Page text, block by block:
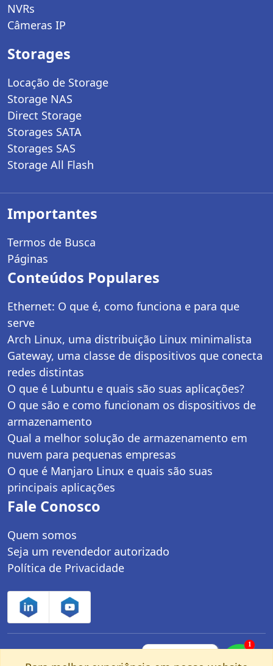
NVRs
Câmeras IP
Storages
Locação de Storage
Storage NAS
Direct Storage
Storages SATA
Storages SAS
Storage All Flash
Importantes
Termos de Busca
Páginas
Conteúdos Populares
Ethernet: O que é, como funciona e para que
serve
Arch Linux, uma distribuição Linux minimalista
Gateway, uma classe de dispositivos que conecta
redes distintas
O que é Lubuntu e quais são suas aplicações?
O que são e como funcionam os dispositivos de
armazenamento
Qual a melhor solução de armazenamento em
nuvem para pequenas empresas
O que é Manjaro Linux e quais são suas
principais aplicações
Fale Conosco
Quem somos
Seja um revendedor autorizado
Política de Privacidade
Controle Net Tecnologia LTDA | CNPJ:
1